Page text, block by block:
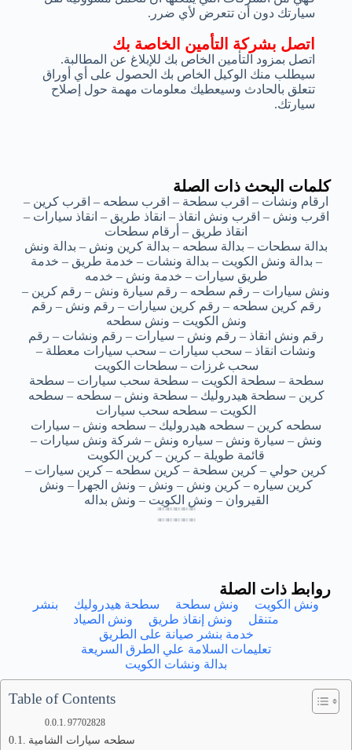
اتصل بشركة التأمين الخاصة بك
اتصل بمزود التأمين الخاص بك للإبلاغ عن المطالبة.
سيطلب منك الوكيل الخاص بك الحصول على أي أوراق
تتعلق بالحادث وسيعطيك معلومات مهمة حول إصلاح
سيارتك.
سيارتك دون أن تتعرض لأي ضرر.
كلمات البحث ذات الصلة
ارقام ونشات – اقرب سطحة – اقرب سطحه – اقرب كرين –
اقرب ونش – اقرب ونش انقاذ – انقاذ طريق – انقاذ سيارات –
انقاذ طريق – أرقام سطحات
بدالة سطحات – بدالة سطحه – بدالة كرين ونش – بدالة ونش
– بدالة ونش الكويت – بدالة ونشات – خدمة طريق – خدمة
طريق سيارات – خدمة ونش – خدمه
ونش سيارات – رقم سطحه – رقم سيارة ونش – رقم كرين –
رقم كرين سطحه – رقم كرين سيارات – رقم ونش – رقم
ونش الكويت – ونش سطحه
رقم ونش انقاذ – رقم ونش – سيارات – رقم ونشات – رقم
ونشات انقاذ – سحب سيارات – سحب سيارات معطلة –
سحب غرزات – سطحات الكويت
سطحة – سطحة الكويت – سطحة سحب سيارات – سطحة
كرين – سطحة هيدروليك – سطحة ونش – سطحه – سطحه
الكويت – سطحه سحب سيارات
سطحه كرين – سطحه هيدروليك – سطحه ونش – سيارات
ونش – سيارة ونش – سياره ونش – شركة ونش سيارات –
قائمة طويلة – كرين – كرين الكويت
كرين حولي – كرين سطحة – كرين سطحه – كرين سيارات –
كرين سياره – كرين ونش – ونش – ونش الجهرا – ونش
القيروان – ونش الكويت – ونش بداله
روابط ذات الصلة
ونش الكويت ونش سطحة سطحة هيدروليك
بنشر
متنقل
ونش إنقاذ طريق
ونش الصياد
خدمة بنشر صيانة على الطريق
تعليمات السلامة علي الطرق السريعة
بدالة ونشات الكويت
Table of Contents
97702828
سطحه سيارات الشامية